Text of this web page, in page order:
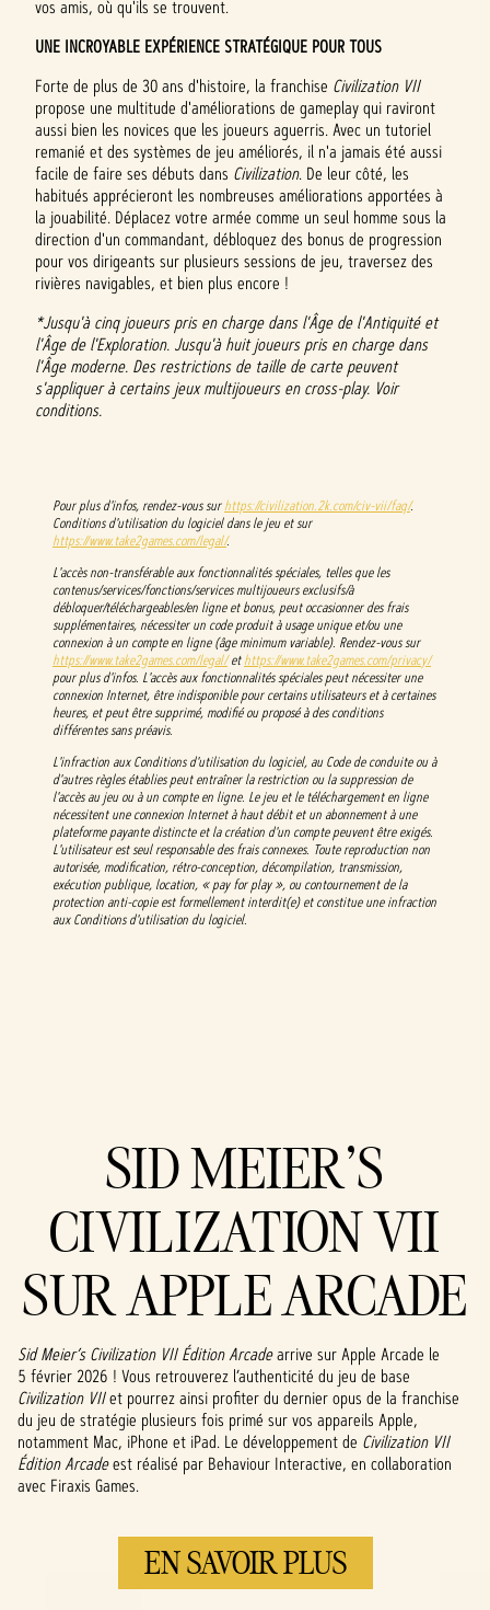
vos amis, où qu'ils se trouvent.
UNE INCROYABLE EXPÉRIENCE STRATÉGIQUE POUR TOUS
Forte de plus de 30 ans d'histoire, la franchise Civilization VII
propose une multitude d'améliorations de gameplay qui raviront
aussi bien les novices que les joueurs aguerris. Avec un tutoriel
remanié et des systèmes de jeu améliorés, il n'a jamais été aussi
facile de faire ses débuts dans Civilization. De leur côté, les
habitués apprécieront les nombreuses améliorations apportées à
la jouabilité. Déplacez votre armée comme un seul homme sous la
direction d'un commandant, débloquez des bonus de progression
pour vos dirigeants sur plusieurs sessions de jeu, traversez des
rivières navigables, et bien plus encore !
*Jusqu'à cinq joueurs pris en charge dans l'Âge de l'Antiquité et
l'Âge de l'Exploration. Jusqu'à huit joueurs pris en charge dans
l'Âge moderne. Des restrictions de taille de carte peuvent
s'appliquer à certains jeux multijoueurs en cross-play. Voir
conditions.
Pour plus d'infos, rendez-vous surhttps://civilization.2k.com/civ-vii/faq/.
Conditions d'utilisation du logiciel dans le jeu et sur
https://www.take2games.com/legal/.
L'accès non-transférable aux fonctionnalités spéciales, telles que les
contenus/services/fonctions/services multijoueurs exclusifs/à
débloquer/téléchargeables/en ligne et bonus, peut occasionner des frais
supplémentaires, nécessiter un code produit à usage unique et/ou une
connexion à un compte en ligne (âge minimum variable). Rendez-vous sur
https://www.take2games.com/legal/ethttps://www.take2games.com/privacy/
pour plus d'infos. L'accès aux fonctionnalités spéciales peut nécessiter une
connexion Internet, être indisponible pour certains utilisateurs et à certaines
heures, et peut être supprimé, modifié ou proposé à des conditions
différentes sans préavis.
L'infraction aux Conditions d'utilisation du logiciel, au Code de conduite ou à
d'autres règles établies peut entraîner la restriction ou la suppression de
l'accès au jeu ou à un compte en ligne. Le jeu et le téléchargement en ligne
nécessitent une connexion Internet à haut débit et un abonnement à une
plateforme payante distincte et la création d'un compte peuvent être exigés.
L'utilisateur est seul responsable des frais connexes. Toute reproduction non
autorisée, modification, rétro-conception, décompilation, transmission,
exécution publique, location, « pay for play », ou contournement de la
protection anti-copie est formellement interdit(e) et constitue une infraction
aux Conditions d'utilisation du logiciel.
SID MEIER’S
CIVILIZATION VII
SUR APPLE ARCADE
Sid Meier’s Civilization VII Édition Arcadearrive sur Apple Arcade le
5 février 2026 ! Vous retrouverez l’authenticité du jeu de base
Civilization VIIet pourrez ainsi profiter du dernier opus de la franchise
du jeu de stratégie plusieurs fois primé sur vos appareils Apple,
notamment Mac, iPhone et iPad. Le développement de Civilization VII
Édition Arcadeest réalisé par Behaviour Interactive, en collaboration
avec Firaxis Games.
EN SAVOIR PLUS